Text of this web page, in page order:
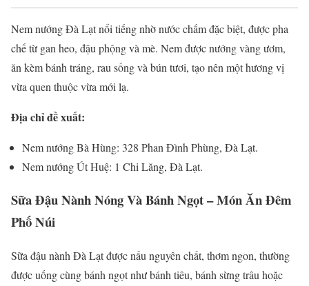
Nem nướng Đà Lạt nổi tiếng nhờ nước chấm đặc biệt, được pha
chế từ gan heo, đậu phộng và mè. Nem được nướng vàng ươm,
ăn kèm bánh tráng, rau sống và bún tươi, tạo nên một hương vị
vừa quen thuộc vừa mới lạ.
Địa chỉ đề xuất:
Nem nướng Bà Hùng: 328 Phan Đình Phùng, Đà Lạt.
Nem nướng Út Huệ: 1 Chi Lăng, Đà Lạt.
Sữa Đậu Nành Nóng Và Bánh Ngọt – Món Ăn Đêm
Phố Núi
Sữa đậu nành Đà Lạt được nấu nguyên chất, thơm ngon, thường
được uống cùng bánh ngọt như bánh tiêu, bánh sừng trâu hoặc